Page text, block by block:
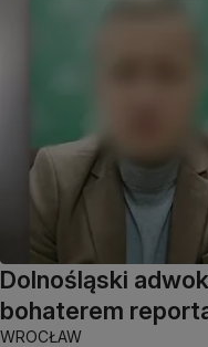
Dolnośląski
bohaterem
WROCŁAW